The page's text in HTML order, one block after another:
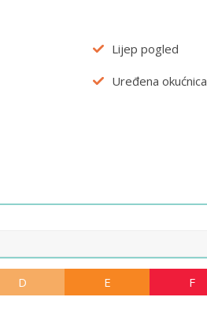
Lijep pogled
Uređena okućnica
D E F